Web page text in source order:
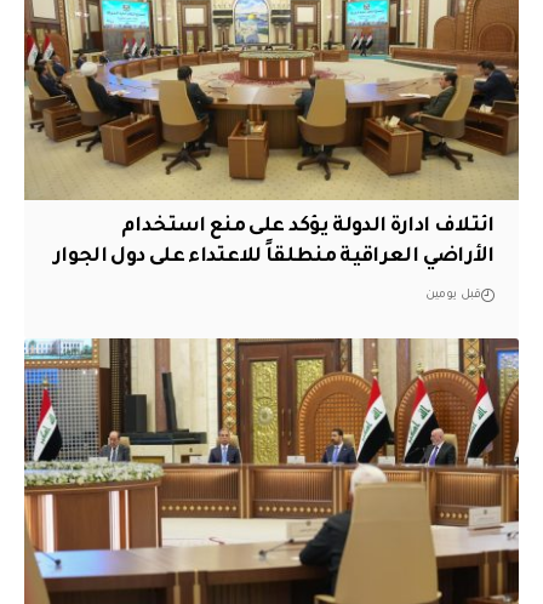
ائتلاف ادارة الدولة يؤكد على منع استخدام
الأراضي العراقية منطلقاً للاعتداء على دول الجوار
قبل يومين